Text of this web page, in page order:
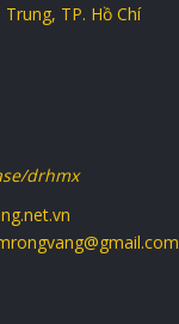
TP. Hồ Chí
drhmx